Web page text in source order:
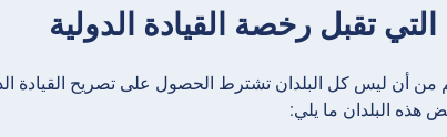
التي تقبل رخصة القيادة الدولية
من أن ليس كل البلدان تشترط الحصول على تصريح القيادة
هذه البلدان ما يلي: